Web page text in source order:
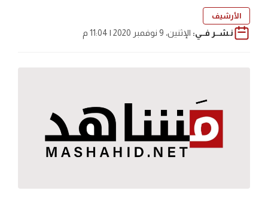
الأرشيف
نـشــر فــي: الإثنين، 9 نوفمبر 2020 | 11:04 م